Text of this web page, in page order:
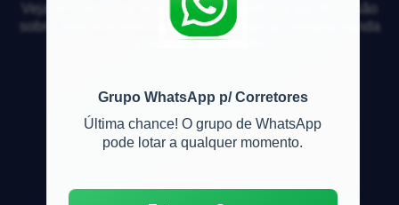
Grupo WhatsApp p/ Corretores
Última chance! O grupo de WhatsApp
pode lotar a qualquer momento.
Veja respostas de especialistas e participe da discussão
sobre mercado imobiliário, financiamento, compra, venda
e locação de imóveis